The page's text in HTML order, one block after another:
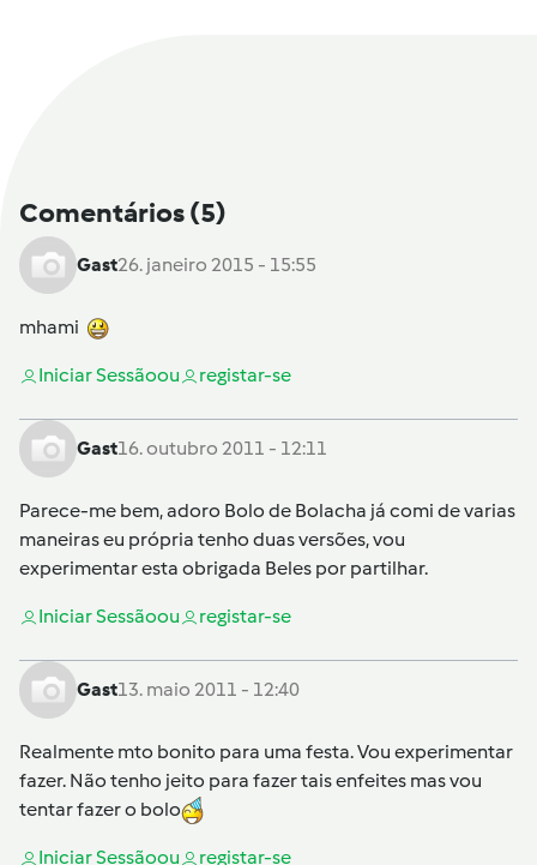
Comentários(5)
Gast26. janeiro 2015 - 15:55
mhami
Iniciar Sessãoou registar-se
Gast16. outubro 2011 - 12:11
Parece-me bem, adoro Bolo de Bolacha já comi de varias
maneiras eu própria tenho duas versões, vou
experimentar esta obrigada Beles por partilhar.
Iniciar Sessãoou registar-se
Gast13. maio 2011 - 12:40
Realmente mto bonito para uma festa. Vou experimentar
fazer. Não tenho jeito para fazer tais enfeites mas vou
tentar fazer o bolo
Iniciar Sessãoou registar-se